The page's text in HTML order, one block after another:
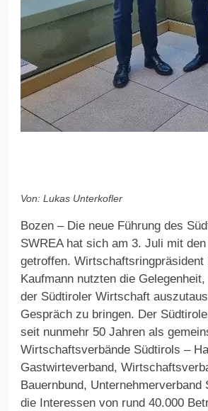
Von: Lukas Unterkofler
Bozen – Die neue Führung des
SWREA hat sich am 3. Juli mit
getroffen.
Kaufmann nutzten die
der Südtiroler Wirtschaft
Gespräch zu bringen. Der
seit nunmehr 50 Jahren als
Wirtschaftsverbände Südtirols –
Gastwirteverband,
Bauernbund,
die Interessen von rund 40.000